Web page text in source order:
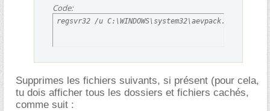
Code:
regsvr32 /u C:\WINDOWS\system32\aevpack.dll
Supprimes les fichiers suivants, si présent (pour cela,
tu dois afficher tous les dossiers et fichiers cachés,
comme suit :